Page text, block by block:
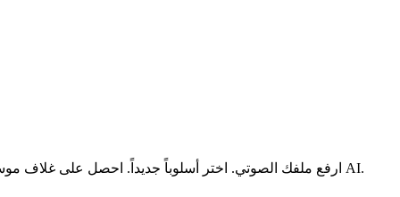
ارفع ملفك الصوتي. اختر أسلوباً جديداً. احصل على غلاف موسيقي احترافي بالذكاء الاصطناعي في أقل من دقيقتين. غيّر الأصوات، أعد مزج الأنماط، أو أنشئ شيئاً جديداً تماماً باستخدام أداة أغلفة الأغاني AI.